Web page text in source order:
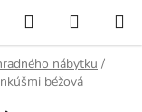
Hľadať
KOŠÍK
nábytku /
béžová